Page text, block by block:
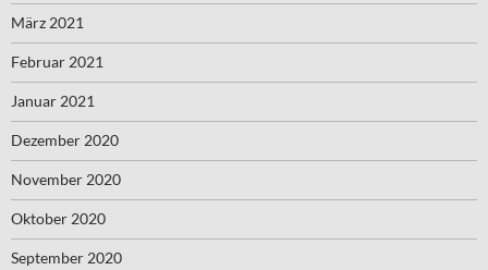
März 2021
Februar 2021
Januar 2021
Dezember 2020
November 2020
Oktober 2020
September 2020